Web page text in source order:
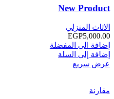
New Product
الاثاث المنزلي
EGP5,000.00
إضافة الى المفضلة
إضافة إلى السلة
عرض سريع
مقارنة